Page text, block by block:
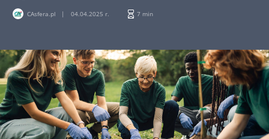
CAsfera.pl 04.04.2025 r. 7 min